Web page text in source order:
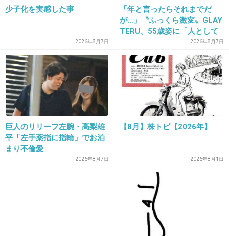
+487 -2
もう9年も経つんだ・・・
+230 -2
32. 匿名2014/06/03(火) 17:03:54
やっと捕まりましたね！！！
死ねよこーいう鬼畜キチガイ野郎！！！！！
被害者の子がどんなに痛くて恐ろしくて怖かっ
少子化を実感した事
2026年8月7日
「年と言ったらそれまでだ
が…」〝ふっくら激変〟GLAY
TERU、55歳姿に「人として
好きすぎる」「TERUさんに
は見えない」「分からなかっ
た」
2026年8月7日
巨人のリリーフ左腕・高梨雄
平「左手薬指に指輪」でお泊
まり不倫愛
2026年8月7日
【8月】株トピ【2026年】
2026年8月1日